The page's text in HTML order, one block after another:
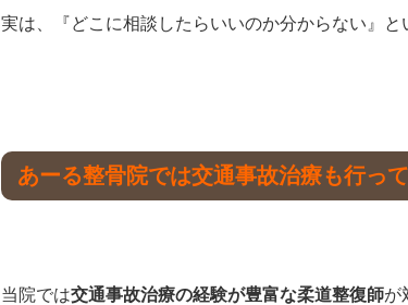
実は、『どこに相談したらいいのか分からない』
あーる整骨院では交通事故治療も行っ
当院では交通事故治療の経験が豊富な柔道整復師が